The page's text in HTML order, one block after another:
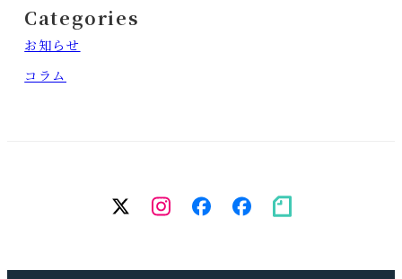
Categories
お知らせ
コラム
twitter
Instagram
facebook（個
人）
facebook（
務
note